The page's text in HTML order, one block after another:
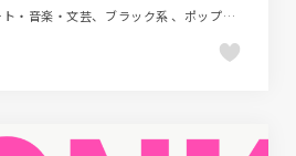
シンプル、デザイン・アート・音楽・文芸、ブラック系 、ポップ、商業施設・レジャー、施設・店舗サイト